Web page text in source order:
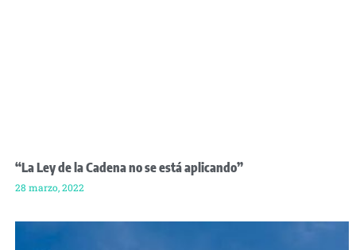
“La Ley de la Cadena no se está aplicando”
28 marzo, 2022